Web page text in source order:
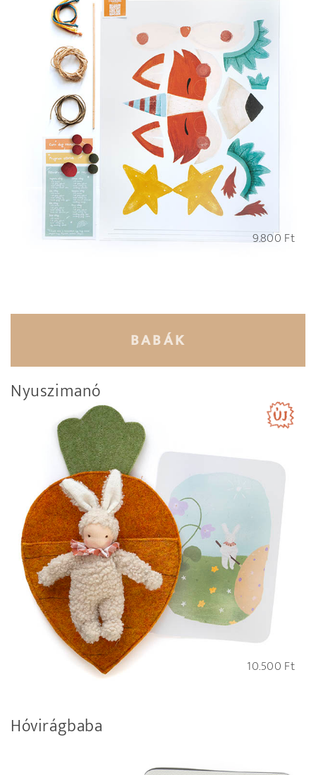
9.800 Ft
BABÁK
Nyuszimanó
10.500 Ft
Hóvirágbaba